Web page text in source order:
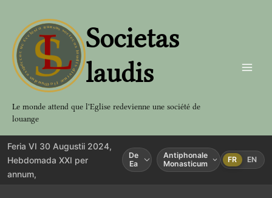
contenu
Societas
laudis
Le monde attend que l'Eglise redevienne une société de
louange
Feria VI 30 Augustii 2024,
Hebdomada XXI per
annum,
De
Ea
Antiphonale
Monasticum
FR EN